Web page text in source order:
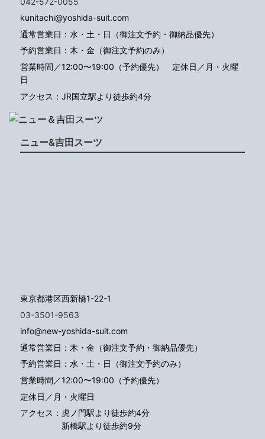
kunitachi@yoshida-suit.com
通常営業日：水・土・日（御注文予約・御納品優先）
予約営業日：木・金（御注文予約のみ）
営業時間／12:00〜19:00（予約優先） 定休日／月・火曜
日
アクセス：JR国立駅より徒歩約4分
ニュー&吉田スーツ
東京都港区西新橋1-22-1
03-3501-9563
info@new-yoshida-suit.com
通常営業日：木・金（御注文予約・御納品優先）
予約営業日：水・土・日（御注文予約のみ）
営業時間／12:00〜19:00（予約優先）
定休日／月・火曜日
アクセス： 虎ノ門駅より徒歩約4分
新橋駅より徒歩約9分